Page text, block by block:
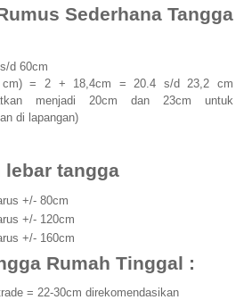
Sederhana Tangga
d 60cm
cm) = 2 + 18,4cm = 20.4 s/d 23,2 cm
menjadi 20cm dan 23cm untuk
di lapangan)
lebar tangga
+/- 80cm
+/- 120cm
+/- 160cm
Rumah Tinggal :
= 22-30cm direkomendasikan